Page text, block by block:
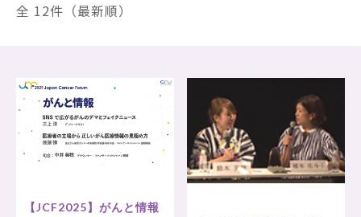
全 12件（最新順）
【JCF2025】がんと情報